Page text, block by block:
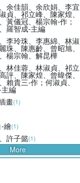
余佳韻、余欣娟、李宜
貞、祁立峰、陳家煌、
黃儀冠、楊宗翰-作；
羅智成-主編
李玲珠、李惠綿、林淑
珠、陳惠齡、曾昭旭、
楊宗翰、解昆樺
林佳蓉、林淑貞、祁立
評、陳家煌、曾暐傑、
賴貴三-作；何淑貞、
編
畫(1)
繪(1)
許子懿(1)
More